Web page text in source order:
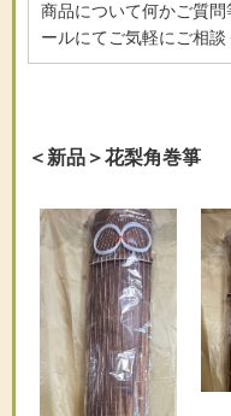
商品について何かご質
ールにてご気軽にご相談
＜新品＞花梨角巻箏